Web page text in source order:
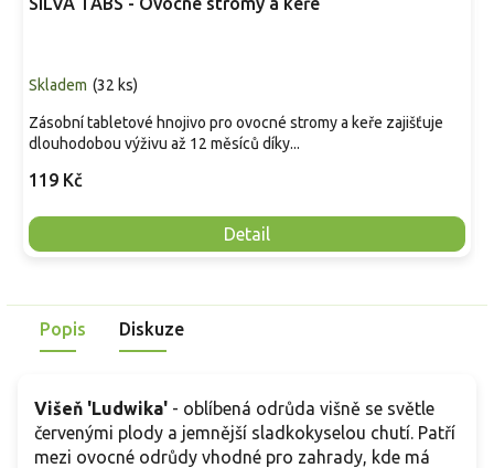
Skladem (32 ks)
119 Kč
Detail
Zásobní tabletové hnojivo pro ovocné stromy a keře zajišťuje
dlouhodobou výživu až 12 měsíců díky...
Popis Diskuze
Višeň 'Ludwika' - oblíbená odrůda višně se světle
červenými plody a jemnější sladkokyselou chutí. Patří
mezi ovocné odrůdy vhodné pro zahrady, kde má